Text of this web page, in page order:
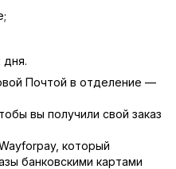
дня.
Почтой в отделение —
вы получили свой заказ
который
банковскими картами